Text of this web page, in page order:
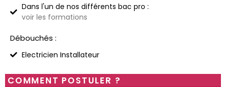
Dans l'un de nos différents bac pro :
voir les formations
Débouchés :
Electricien Installateur
COMMENT POSTULER ?